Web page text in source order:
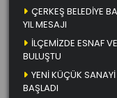
ÇERKEŞ BELEDİYE
YIL MESAJI
İLÇEMİZDE ESNAF
BULUŞTU
YENİ KÜÇÜK
BAŞLADI